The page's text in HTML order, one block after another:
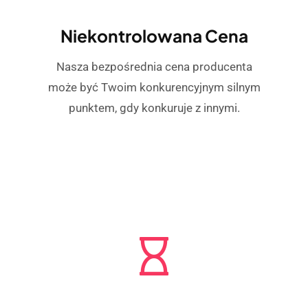
Niekontrolowana Cena
Nasza bezpośrednia cena producenta
może być Twoim konkurencyjnym silnym
punktem, gdy konkuruje z innymi.